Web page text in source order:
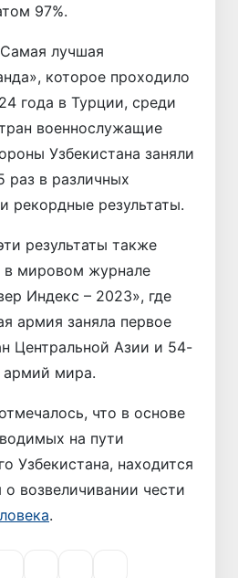
97%.
лучшая
которое проходило
года в Турции, среди
военнослужащие
Узбекистана заняли
раз в различных
рекордные результаты.
результаты также
в мировом журнале
Индекс – 2023», где
армия заняла первое
Центральной Азии и 54-
мира.
что в основе
на пути
Узбекистана, находится
о возвеличивании чести
.